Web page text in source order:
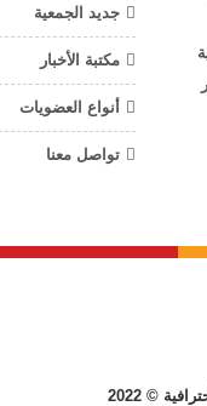
جديد الجمعية
مكتبة الأخبار
أنواع العضويات
تواصل معنا
© 2022